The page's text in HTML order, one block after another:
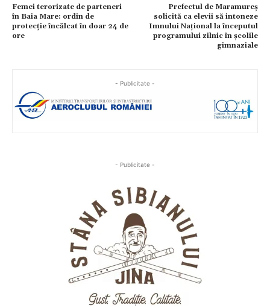
Femei terorizate de parteneri
în Baia Mare: ordin de
protecție încălcat în doar 24 de
ore
Prefectul de Maramureș
solicită ca elevii să intoneze
Imnului Național la începutul
programului zilnic în școlile
gimnaziale
- Publicitate -
- Publicitate -